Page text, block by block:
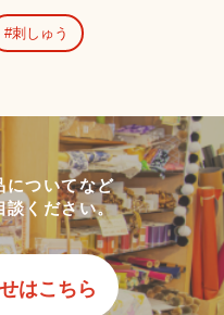
刺しゅう
についてなど
談ください。
はこちら